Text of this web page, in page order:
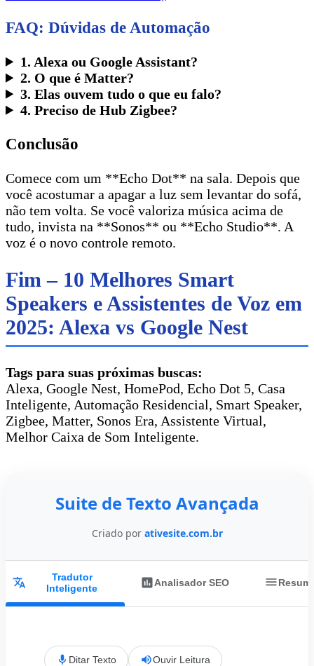
FAQ: Dúvidas de Automação
1. Alexa ou Google Assistant?
2. O que é Matter?
3. Elas ouvem tudo o que eu falo?
4. Preciso de Hub Zigbee?
Conclusão
Comece com um **Echo Dot** na sala. Depois que
você acostumar a apagar a luz sem levantar do sofá,
não tem volta. Se você valoriza música acima de
tudo, invista na **Sonos** ou **Echo Studio**. A
voz é o novo controle remoto.
Fim – 10 Melhores Smart
Speakers e Assistentes de Voz em
2025: Alexa vs Google Nest
Tags para suas próximas buscas:
Alexa, Google Nest, HomePod, Echo Dot 5, Casa
Inteligente, Automação Residencial, Smart Speaker,
Zigbee, Matter, Sonos Era, Assistente Virtual,
Melhor Caixa de Som Inteligente.
Suite de Texto Avançada
Criado por ativesite.com.br
Tradutor
Inteligente
Analisador SEO
Ditar Texto Ouvir Leitura